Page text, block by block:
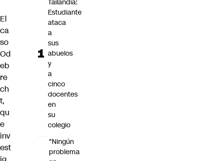
El
ca
so
Od
eb
re
ch
t,
qu
e
inv
est
Tailandia:
Estudiante
ataca
a
sus
abuelos
y
a
cinco
docentes
en
su
colegio
"Ningún
problema